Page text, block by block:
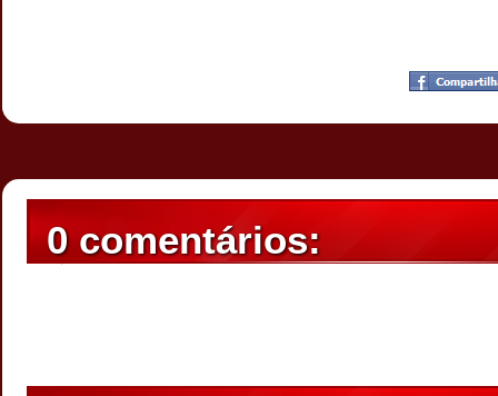
21:46
0 comentários: